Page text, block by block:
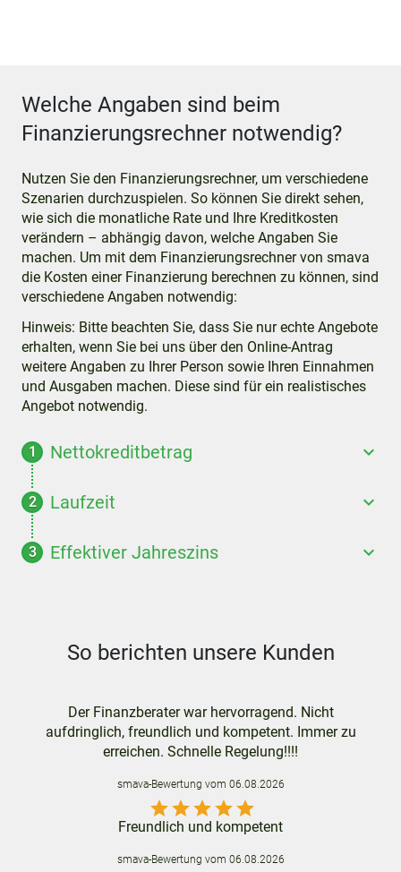
Welche Angaben sind beim
Finanzierungsrechner notwendig?
Nutzen Sie den Finanzierungsrechner, um verschiedene
Szenarien durchzuspielen. So können Sie direkt sehen,
wie sich die monatliche Rate und Ihre Kreditkosten
verändern – abhängig davon, welche Angaben Sie
machen. Um mit dem Finanzierungsrechner von smava
die Kosten einer Finanzierung berechnen zu können, sind
verschiedene Angaben notwendig:
Hinweis: Bitte beachten Sie, dass Sie nur echte Angebote
erhalten, wenn Sie bei uns über den Online-Antrag
weitere Angaben zu Ihrer Person sowie Ihren Einnahmen
und Ausgaben machen. Diese sind für ein realistisches
Angebot notwendig.
Nettokreditbetrag
Laufzeit
Effektiver Jahreszins
So berichten unsere Kunden
Der Finanzberater war hervorragend. Nicht
aufdringlich, freundlich und kompetent. Immer zu
erreichen. Schnelle Regelung!!!!
smava-Bewertung vom 06.08.2026
starstarstarstarstar
Freundlich und kompetent
smava-Bewertung vom 06.08.2026